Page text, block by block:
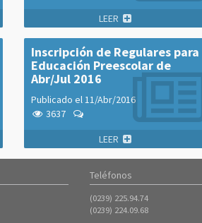
LEER
Inscripción de Regulares para
Educación Preescolar de
Abr/Jul 2016
Publicado el11/Abr/2016
3637
LEER
Teléfonos
(0239) 225.94.74
(0239) 224.09.68